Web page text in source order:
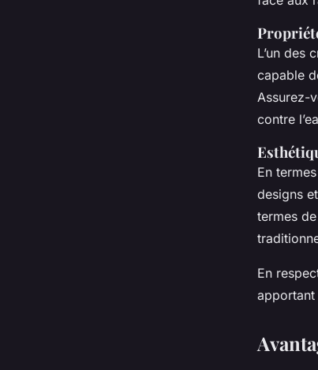
L’un des
capable
Assurez-
contre
En termes
designs
termes
En
apportant